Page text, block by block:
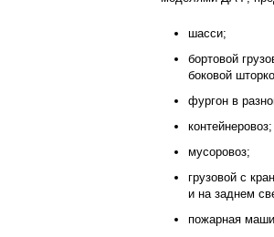
шасси;
бортовой
боковой
фургон в
контейнеровоз;
мусоровоз;
грузовой с
и на заднем
пожарная